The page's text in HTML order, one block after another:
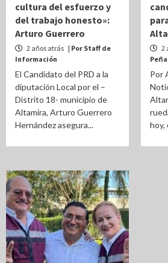
cultura del esfuerzo y
del trabajo honesto»:
Arturo Guerrero
2 años atrás | Por Staff de
Información
El Candidato del PRD a la
diputación Local por el –
Distrito 18- municipio de
Altamira, Arturo Guerrero
Hernández asegura...
2
Por
hoy,